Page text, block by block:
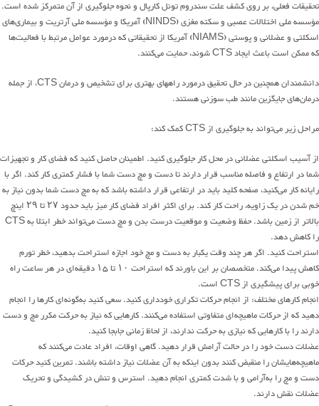
تحقیقات فعلی، بر روی کشف علت سندروم تونل کارپال و نحوه جلوگیری از آن متمرکز شده است.
مؤسسه ملی اختلالات عصبی و سکته مغزی (NINDS) آمریکا و مؤسسه ملی آرتریت و بیماری‌های
اسکلتی و عضلانی و پوستی (NIAMS) آمریکا از تحقیقاتی که درمورد عوامل مرتبط با فعالیت‌ها
که ممکن است باعث ایجاد CTS شوند، حمایت می‌کنند.
دانشمندان همچنین در حال تحقیق درمورد راههای بهتری برای تشخیص و درمان CTS، از جمله
درمان‌های جایگزین مانند طب سوزنی هستند.
مراحل زیر می‌تواند به جلوگیری از CTS کمک کند:
از آسیب اسکلتی عضلانی در محل کار جلوگیری کنید. اطمینان حاصل کنید که فضای کار و تجهیزات
شما در ارتفاع و فاصله مناسب قرار دارند تا دست و مچ دست شما با فشار کمتری کار کند. اگر با
رایانه کار می‌کنید، صفحه کلید باید در ارتفاعی قرار داشته باشد که به مچ دست شما بدون نیاز به
خم شدن در یک زاویه، راحت کار کند. برای اکثر افراد فضای کار میز باید حدود ۲۷ تا ۲۹ اینچ
بالاتر از زمین باشد. حفظ وضعیت و موقعیت درست بدن و مچ دست می‌تواند خطر ابتلا به CTS
را کاهش دهد.
استراحت کنید. اگر هر چند وقت یکبار به دست و مچ خود اجازه استراحت بدهید، خطر تورم
کاهش پیدا می‌کند. متخصصان بر این باورند که استراحت ۱۰ تا ۱۵ دقیقه‌ای در هر ساعت راه
خوبی برای پیشگیری از CTS است.
انجام کارهای مختلف: از انجام حرکات تکراری خودداری کنید. سعی کنید به‌گونه‌ای کارها را انجام
دهید که از حرکات ماهیچه‌ای متفاوتی استفاده می‌کنند. کارهایی که نیاز به حرکت مکرر مچ و دست
دارند را با کارهایی که نیازی به حرکت ندارند، از لحاظ زمانی جابجا کنید.
عضلات دست خود را در حالت آرامش قرار دهید. گاهی اوقات، افراد عادت می‌کنند که
ماهیچه‌هایشان را منقبض کنند بدون اینکه به آن عضلات نیاز داشته باشند. تمرین کنید حرکات
دست و مچ را به‌آرامی و با شدت کمتری انجام دهید. استرس و تنش در کشیدگی و تحریک
عضلات نقش دارند.